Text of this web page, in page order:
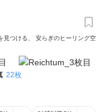
見つける、 安らぎのヒーリング空
22枚